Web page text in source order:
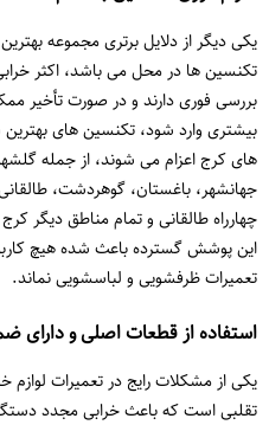
یکی دیگر از دلایل برتری مجموعه
تکنسین ها در محل می باشد، اکثر
بررسی فوری دارند و در صورت تأخیر
بیشتری وارد شود، تکنسین های
های کرج اعزام می شوند، از جمله
جهانشهر، باغستان، گوهردشت،
چهارراه طالقانی و تمام مناطق دیگر کرج
این پوشش گسترده باعث شده هیچ
تعمیرات ظرفشویی و لباسشویی نماند.
استفاده از قطعات اصلی و دارای
یکی از مشکلات رایج در تعمیرات
تقلبی است که باعث خرابی مجدد